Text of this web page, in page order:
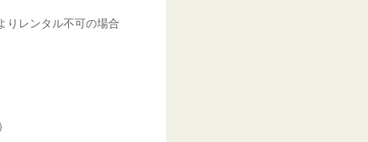
りレンタル不可の場合